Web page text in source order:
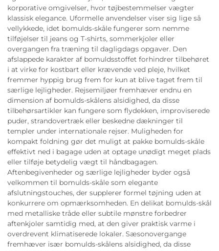
korporative omgivelser, hvor tøjbestemmelser vægter
klassisk elegance. Uformelle anvendelser viser sig lige så
vellykkede, idet bomulds-skåle fungerer som nemme
tilføjelser til jeans og T-shirts, sommerkjoler eller
overgangen fra træning til dagligdags opgaver. Den
afslappede karakter af bomuldsstoffet forhindrer tilbehøret
i at virke for kostbart eller krævende ved pleje, hvilket
fremmer hyppig brug frem for kun at blive taget frem til
særlige lejligheder. Rejsemiljøer fremhæver endnu en
dimension af bomulds-skålens alsidighed, da disse
tilbehørsartikler kan fungere som flydekken, improviserede
puder, strandovertræk eller beskedne dækninger til
templer under internationale rejser. Muligheden for
kompakt foldning gør det muligt at pakke bomulds-skåle
effektivt ned i bagage uden at optage unødigt meget plads
eller tilføje betydelig vægt til håndbagagen.
Aftenbegivenheder og særlige lejligheder byder også
velkommen til bomulds-skåle som elegante
afslutningstouches, der supplerer formel tøjning uden at
konkurrere om opmærksomheden. En delikat bomulds-skål
med metalliske tråde eller subtile mønstre forbedrer
aftenkjoler samtidig med, at den giver praktisk varme i
overdrevent klimatiserede lokaler. Sæsonovergange
fremhæver især bomulds-skålens alsidighed, da disse